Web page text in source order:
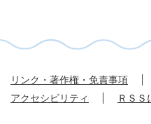
リンク・著作権・免責事項
アクセシビリティ
ＲＳＳ